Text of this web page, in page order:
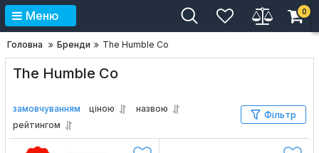
Меню 0
Головна Бренди The Humble Co
The Humble Co
замовчуванням ціною
назвою
рейтингом
Фільтр